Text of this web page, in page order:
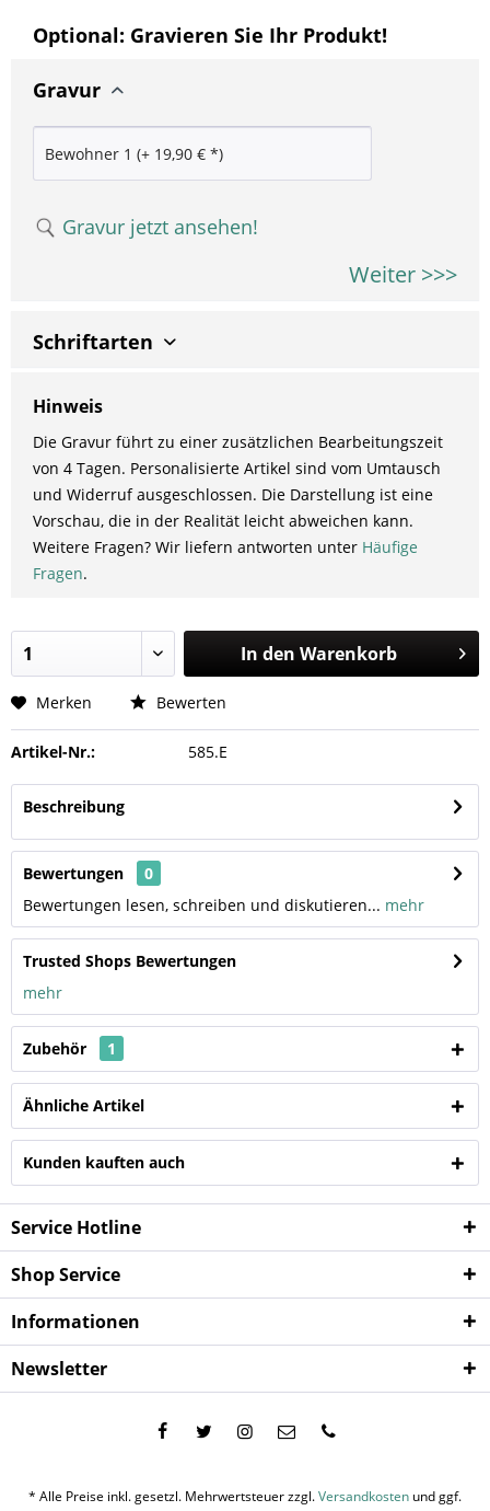
Optional: Gravieren Sie Ihr Produkt!
Gravur
Gravur jetzt ansehen!
Weiter >>>
Schriftarten
Hinweis
Die Gravur führt zu einer zusätzlichen Bearbeitungszeit
von 4 Tagen. Personalisierte Artikel sind vom Umtausch
und Widerruf ausgeschlossen. Die Darstellung ist eine
Vorschau, die in der Realität leicht abweichen kann.
Weitere Fragen? Wir liefern antworten unter Häufige
Fragen.
In den Warenkorb
Merken Bewerten
Artikel-Nr.: 585.E
Beschreibung
Bewertungen
0
Bewertungen lesen, schreiben und diskutieren... mehr
Trusted Shops Bewertungen
mehr
Zubehör 1
Ähnliche Artikel
Kunden kauften auch
Service Hotline
Shop Service
Informationen
Newsletter
* Alle Preise inkl. gesetzl. Mehrwertsteuer zzgl.Versandkosten und ggf.